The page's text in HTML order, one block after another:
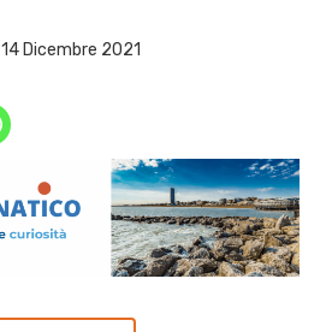
14 Dicembre 2021